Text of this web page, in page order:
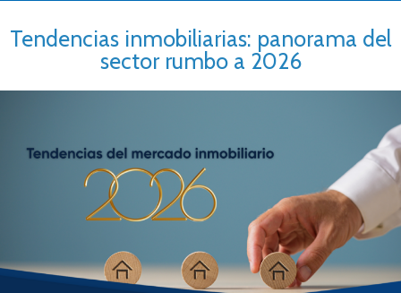
Tendencias inmobiliarias: panorama del
sector rumbo a 2026